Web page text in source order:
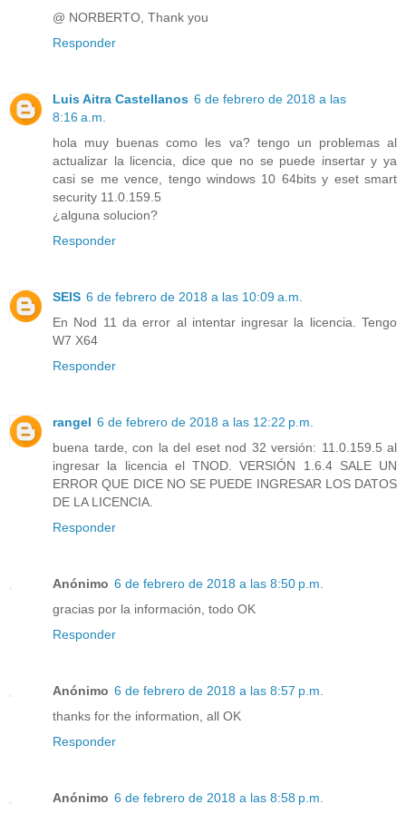
@ NORBERTO, Thank you
Responder
Luis Aitra Castellanos 6 de febrero de 2018 a las
8:16 a.m.
hola muy buenas como les va? tengo un problemas al
actualizar la licencia, dice que no se puede insertar y ya
casi se me vence, tengo windows 10 64bits y eset smart
security 11.0.159.5
¿alguna solucion?
Responder
SEIS 6 de febrero de 2018 a las 10:09 a.m.
En Nod 11 da error al intentar ingresar la licencia. Tengo
W7 X64
Responder
rangel 6 de febrero de 2018 a las 12:22 p.m.
buena tarde, con la del eset nod 32 versión: 11.0.159.5 al
ingresar la licencia el TNOD. VERSIÓN 1.6.4 SALE UN
ERROR QUE DICE NO SE PUEDE INGRESAR LOS DATOS
DE LA LICENCIA.
Responder
Anónimo 6 de febrero de 2018 a las 8:50 p.m.
gracias por la información, todo OK
Responder
Anónimo 6 de febrero de 2018 a las 8:57 p.m.
thanks for the information, all OK
Responder
Anónimo 6 de febrero de 2018 a las 8:58 p.m.